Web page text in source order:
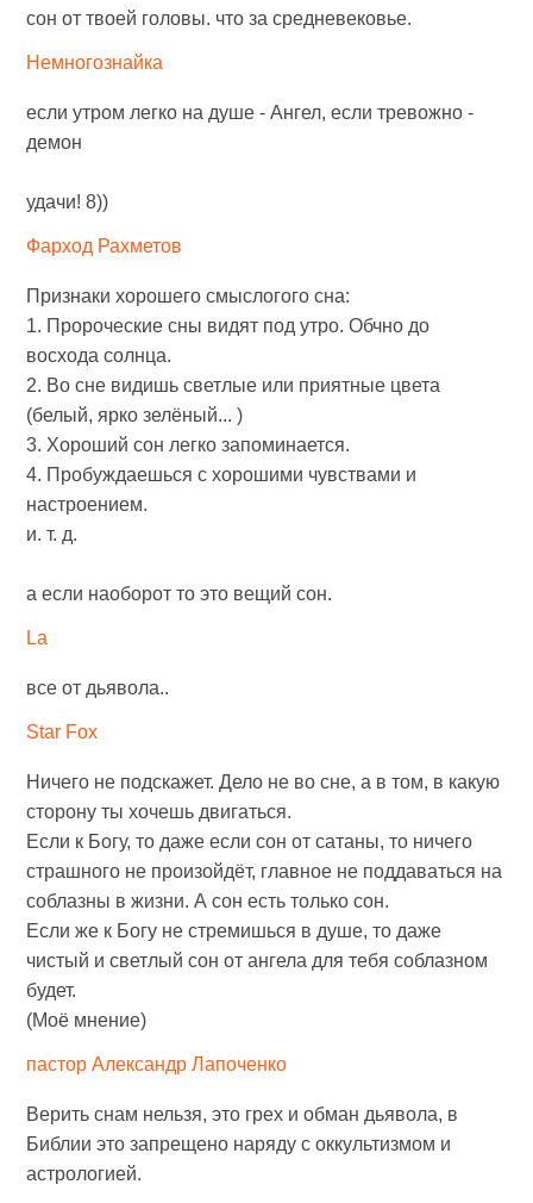
сон от твоей головы. что за средневековье.
Немногознайка
если утром легко на душе - Ангел, если тревожно -
демон
удачи! 8))
Фарход Рахметов
Признаки хорошего смыслогого сна:
1. Пророческие сны видят под утро. Обчно до
восхода солнца.
2. Во сне видишь светлые или приятные цвета
(белый, ярко зелёный... )
3. Хороший сон легко запоминается.
4. Пробуждаешься с хорошими чувствами и
настроением.
и. т. д.
а если наоборот то это вещий сон.
La
все от дьявола..
Star Fox
Ничего не подскажет. Дело не во сне, а в том, в какую
сторону ты хочешь двигаться.
Если к Богу, то даже если сон от сатаны, то ничего
страшного не произойдёт, главное не поддаваться на
соблазны в жизни. А сон есть только сон.
Если же к Богу не стремишься в душе, то даже
чистый и светлый сон от ангела для тебя соблазном
будет.
(Моё мнение)
пастор Александр Лапоченко
Верить снам нельзя, это грех и обман дьявола, в
Библии это запрещено наряду с оккультизмом и
астрологией.